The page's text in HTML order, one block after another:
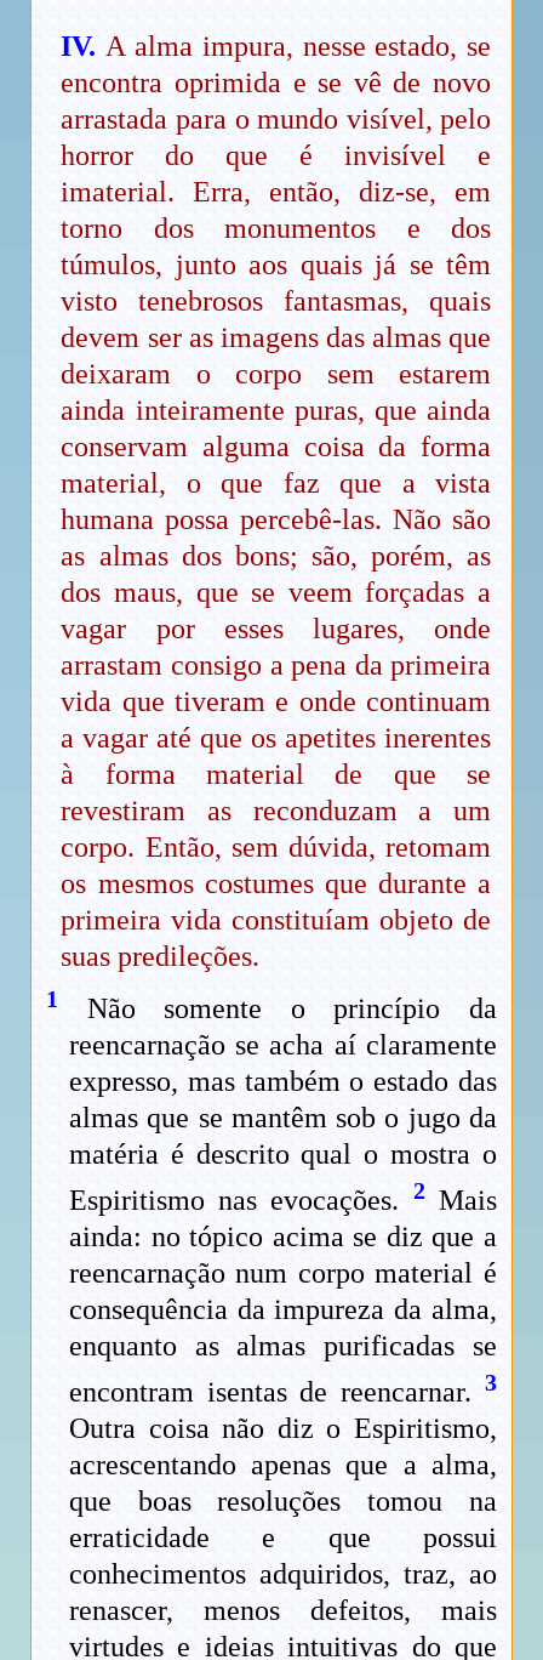
IV. A alma impura, nesse estado, se
encontra oprimida e se vê de novo
arrastada para o mundo visível, pelo
horror do que é invisível e
imaterial. Erra, então, diz-se, em
torno dos monumentos e dos
túmulos, junto aos quais já se têm
visto tenebrosos fantasmas, quais
devem ser as imagens das almas que
deixaram o corpo sem estarem
ainda inteiramente puras, que ainda
conservam alguma coisa da forma
material, o que faz que a vista
humana possa percebê-las. Não são
as almas dos bons; são, porém, as
dos maus, que se veem forçadas a
vagar por esses lugares, onde
arrastam consigo a pena da primeira
vida que tiveram e onde continuam
a vagar até que os apetites inerentes
à forma material de que se
revestiram as reconduzam a um
corpo. Então, sem dúvida, retomam
os mesmos costumes que durante a
primeira vida constituíam objeto de
suas predileções.
1
Não somente o princípio da
reencarnação se acha aí claramente
expresso, mas também o estado das
almas que se mantêm sob o jugo da
matéria é descrito qual o mostra o
Espiritismo nas evocações. 2Mais
ainda: no tópico acima se diz que a
reencarnação num corpo material é
consequência da impureza da alma,
enquanto as almas purificadas se
encontram isentas de reencarnar. 3
Outra coisa não diz o Espiritismo,
acrescentando apenas que a alma,
que boas resoluções tomou na
erraticidade e que possui
conhecimentos adquiridos, traz, ao
renascer, menos defeitos, mais
virtudes e ideias intuitivas do que